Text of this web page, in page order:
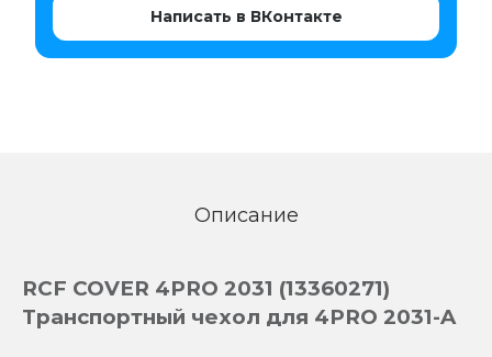
Написать в ВКонтакте
Описание
RCF COVER 4PRO 2031 (13360271)
Транспортный чехол для 4PRO 2031-A